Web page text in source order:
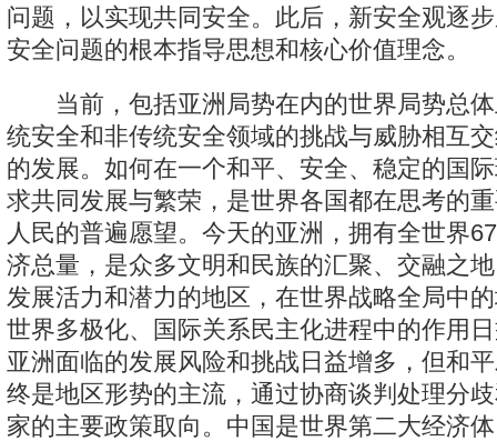
问题，以实现共同安全。此后，新安全观逐
安全问题的根本指导思想和核心价值理念。
当前，包括亚洲局势在内的世界局势总体
统安全和非传统安全领域的挑战与威胁相互
的发展。如何在一个和平、安全、稳定的国
求共同发展与繁荣，是世界各国都在思考的
人民的普遍愿望。今天的亚洲，拥有全世界
济总量，是众多文明和民族的汇聚、交融之
发展活力和潜力的地区，在世界战略全局中
世界多极化、国际关系民主化进程中的作用
亚洲面临的发展风险和挑战日益增多，但和
终是地区形势的主流，通过协商谈判处理分
家的主要政策取向。中国是世界第二大经济